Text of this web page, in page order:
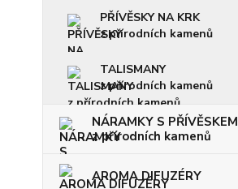
PŘÍVĚSKY NA KRK
z přírodních kamenů
TALISMANY
z přírodních kamenů
NÁRAMKY S PŘÍVĚSKEM
z přírodních kamenů
AROMA DIFUZÉRY